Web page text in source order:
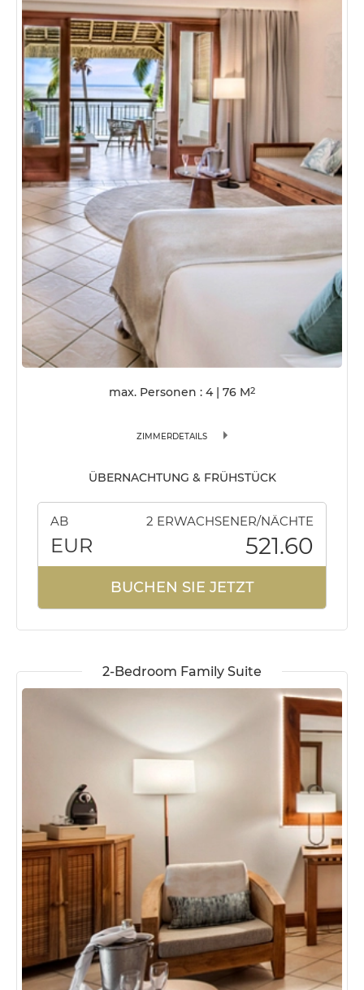
max. Personen : 4 | 76 M2
ZIMMERDETAILS
ÜBERNACHTUNG & FRÜHSTÜCK
AB 2 ERWACHSENER/NÄCHTE
EUR 521.60
BUCHEN SIE JETZT
2-Bedroom Family Suite